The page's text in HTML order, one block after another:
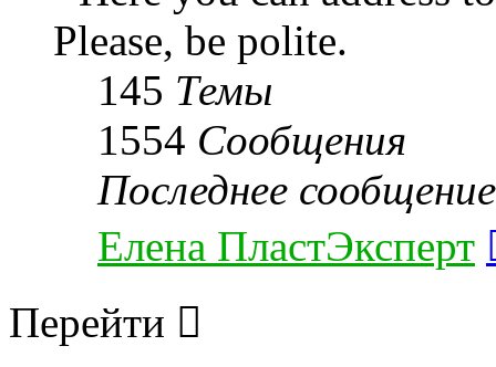
Please, be polite.
145 Темы
1554 Сообщения
Последнее сообщение
Елена ПластЭксперт
Перейти